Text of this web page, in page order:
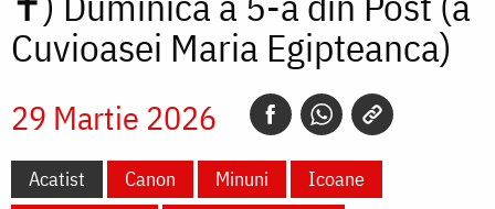
Cuvioasei Maria Egipteanca)
29 Martie 2026
Acatist Canon Minuni
Icoane